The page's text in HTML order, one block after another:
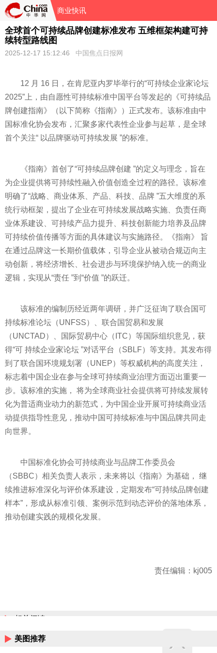
商业快讯
全球首个可持续品牌创建标准发布 五维框架构建可持
续转型路线图
2025-12-17 15:12:46 中国焦点日报网
12 月 16 日，在肯尼亚内罗毕举行的“可持续企业家论坛
2025”上，由自愿性可持续标准中国平台等发起的《可持续品
牌创建指南》（以下简称《指南》）正式发布。该标准由中
国标准化协会发布，汇聚多家代表性企业参与起草，是全球
首个关注“ 以品牌驱动可持续发展 ”的标准。
《指南》首创了“可持续品牌创建 ”的定义与理念，旨在
为企业提供将可持续性融入价值创造全过程的路径。该标准
明确了“战略、商业体系、产品、科技、品牌 ”五大维度的系
统行动框架，提出了企业在可持续发展战略实施、负责任商
业体系建设、可持续产品力提升、科技创新能力培养及品牌
可持续价值传播等方面的具体建议与实施路径。《指南》 旨
在通过品牌这一长期价值载体，引导企业从被动合规迈向主
动创新，将经济增长、社会进步与环境保护纳入统一的商业
逻辑，实现从“责任 ”到“价值 ”的跃迁。
该标准的编制历经近两年调研，并广泛征询了联合国可
持续标准论坛（UNFSS）、联合国贸易和发展
（UNCTAD）、国际贸易中心（ITC）等国际组织意见，获
得“可 持续企业家论坛 ”对话平台（SBLF）等支持。其发布得
到了联合国环境规划署（UNEP）等权威机构的高度关注，
标志着中国企业在参与全球可持续商业治理方面迈出重要一
步。该标准的实施， 将为全球商业社会提供将可持续发展转
化为普适商业动力的新范式，为中国企业开展可持续商业活
动提供指导性意见，推动中国可持续标准与中国品牌共同走
向世界。
中国标准化协会可持续商业与品牌工作委员会
（SBBC）相关负责人表示，未来将以《指南》为基础， 继
续推进标准深化与评价体系建设，定期发布“可持续品牌创建
样本”，形成从标准引领、案例示范到动态评价的落地体系，
推动创建实践的规模化发展。
责任编辑：kj005
相关阅读
美图推荐